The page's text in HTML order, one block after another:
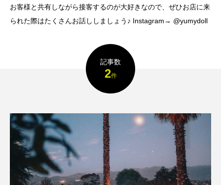
girl header Image
new year orange
portfolio speed
お客様と共有しながら接客するのが大好きなので、ぜひお店に来
られた際はたくさんお話ししましょう♪ Instagram→ @yumydoll
記事数
2件